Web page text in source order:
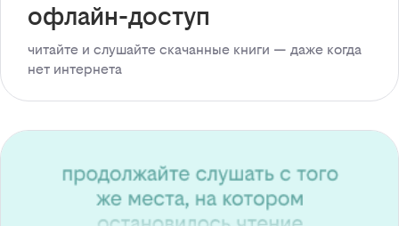
офлайн-доступ
читайте и слушайте скачанные книги — даже когда
нет интернета